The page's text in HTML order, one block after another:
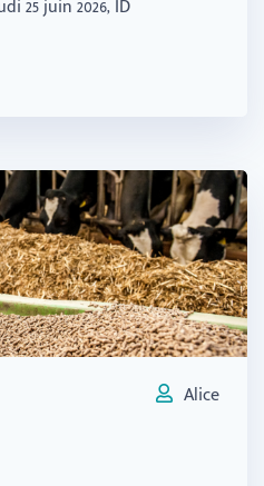
25 juin 2026, ID
Alice